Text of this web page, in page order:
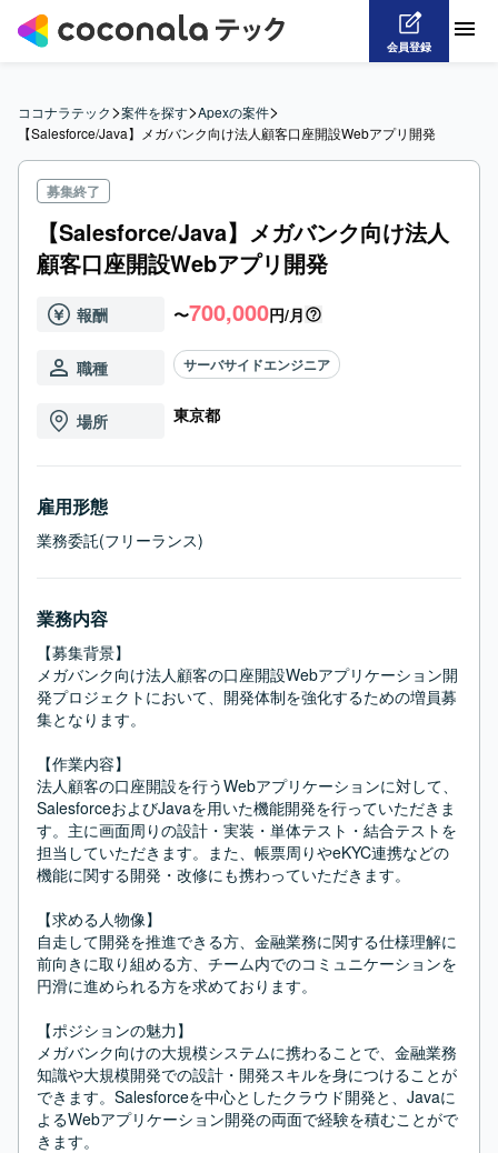
会員登録
ココナラテック>案件を探す>Apexの案件>
【Salesforce/Java】メガバンク向け法人顧客口座開設Webアプリ開発
募集終了
【Salesforce/Java】メガバンク向け法人
顧客口座開設Webアプリ開発
報酬 〜700,000円/月
職種 サーバサイドエンジニア
場所 東京都
雇用形態
業務委託(フリーランス)
業務内容
【募集背景】
メガバンク向け法人顧客の口座開設Webアプリケーション開
発プロジェクトにおいて、開発体制を強化するための増員募
集となります。
【作業内容】
法人顧客の口座開設を行うWebアプリケーションに対して、
SalesforceおよびJavaを用いた機能開発を行っていただきま
す。主に画面周りの設計・実装・単体テスト・結合テストを
担当していただきます。また、帳票周りやeKYC連携などの
機能に関する開発・改修にも携わっていただきます。
【求める人物像】
自走して開発を推進できる方、金融業務に関する仕様理解に
前向きに取り組める方、チーム内でのコミュニケーションを
円滑に進められる方を求めております。
【ポジションの魅力】
メガバンク向けの大規模システムに携わることで、金融業務
知識や大規模開発での設計・開発スキルを身につけることが
できます。Salesforceを中心としたクラウド開発と、Javaに
よるWebアプリケーション開発の両面で経験を積むことがで
きます。